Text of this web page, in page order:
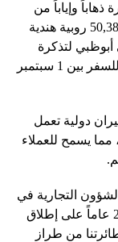
وإياباً من
أبوظبي إلى مومباي 2,380 درهماً إماراتياً، و50,381 روبية هندية
أبوظبي لتذكرة
ذهاب وعودة، وهي متاحة حتى 25 أغسطس للسفر بين 1 سبتمبر
دولية تعمل
مما يسمح للعملاء
التجارية في
الاتحاد للطيران: “في إطار احتفالاتنا بمرور 20 عاماً على إطلاق
من طراز